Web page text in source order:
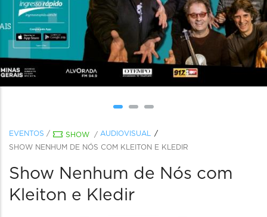
EVENTOS / SHOW / AUDIOVISUAL
SHOW NENHUM DE NÓS COM KLEITON E KLEDIR
Show Nenhum de Nós com
Kleiton e Kledir